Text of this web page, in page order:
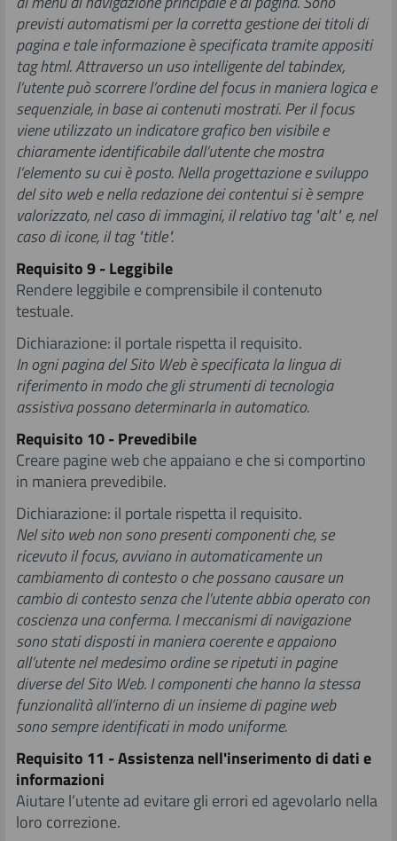
previsti automatismi per la corretta gestione dei titoli di
pagina e tale informazione è specificata tramite appositi
tag html. Attraverso un uso intelligente del tabindex,
l’utente può scorrere l’ordine del focus in maniera logica e
sequenziale, in base ai contenuti mostrati. Per il focus
viene utilizzato un indicatoregrafico ben visibile e
chiaramente identificabile dall’utente che mostra
l’elemento su cui è posto. Nella progettazione e sviluppo
del sito web e nella redazione dei contentui si è sempre
valorizzato, nel caso di immagini, il relativo tag "alt" e, nel
caso di icone, il tag "title".
Requisito 9 - Leggibile
Rendere leggibile e comprensibile il contenuto
testuale.
Dichiarazione: il portale rispetta il requisito.
In ogni pagina del Sito Web è specificata la lingua di
riferimento in modo che gli strumenti di tecnologia
assistiva possano determinarla in automatico.
Requisito 10 - Prevedibile
Creare pagine web che appaiano e che si comportino
in maniera prevedibile.
Dichiarazione: il portale rispetta il requisito.
Nel sito web non sono presenti componenti che, se
ricevuto il focus, avviano in automaticamente un
cambiamento di contesto o che possano causare un
cambio di contesto senza che l’utente abbia operato con
coscienza una conferma. I meccanismi di navigazione
sono stati disposti in maniera coerente e appaiono
all’utente nel medesimo ordine se ripetuti in pagine
diverse del Sito Web. I componenti che hanno la stessa
funzionalità all’interno di un insieme di pagine web
sono sempre identificati in modo uniforme.
Requisito 11 - Assistenza nell'inserimento di dati e
informazioni
Aiutare l’utente ad evitare gli errori ed agevolarlo nella
loro correzione.